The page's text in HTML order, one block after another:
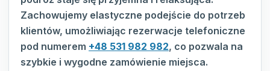
Zachowujemy elastyczne podejście do potrzeb
klientów, umożliwiając rezerwacje telefoniczne
pod numerem +48 531 982 982, co pozwala na
szybkie i wygodne zamówienie miejsca.